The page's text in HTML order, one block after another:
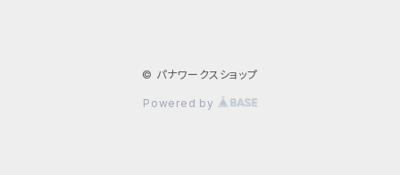
© パナワークスショップ
Powered by